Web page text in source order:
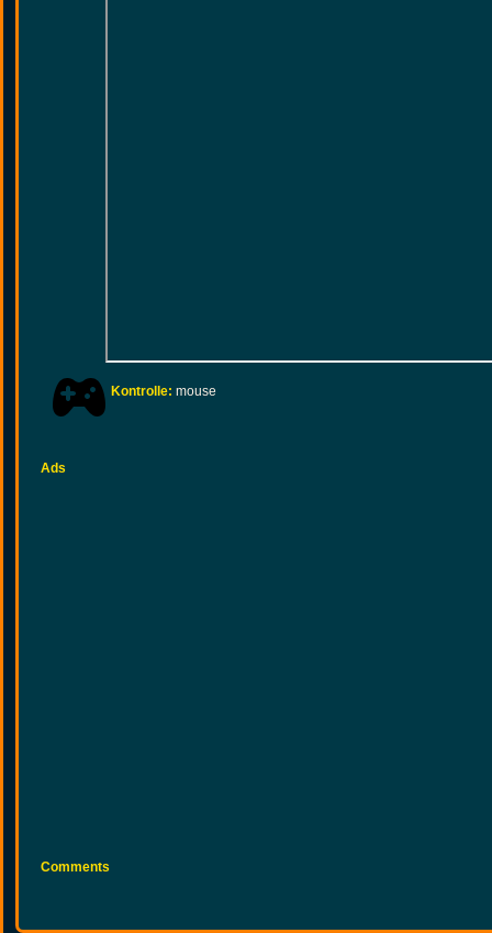
Kontrolle: mouse
Ads
Comments